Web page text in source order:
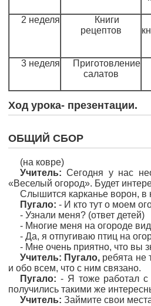
2 неделя
Книги
рецептов
3 неделя
Приготовление
салатов
Ход урока- презентации.
ОБЩИЙ СБОР
(на ковре)
Учитель: Сегодня у нас
«Веселый огород». Будет
Слышится карканье ворон, в
Пугало: - И кто тут о моем
- Узнали меня? (ответ детей)
- Многие меня на огороде
- Да, я отпугиваю птиц на
- Мне очень приятно, что вы
Учитель: Пугало, ребята не
и обо всем, что с ним связано.
Пугало: - Я тоже работал с
получились такими же
Учитель: Займите свои